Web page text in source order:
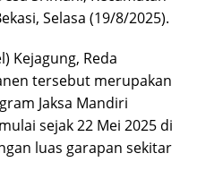
Selasa (19/8/2025).
Kejagung, Reda
tersebut merupakan
Jaksa Mandiri
sejak 22 Mei 2025 di
luas garapan sekitar